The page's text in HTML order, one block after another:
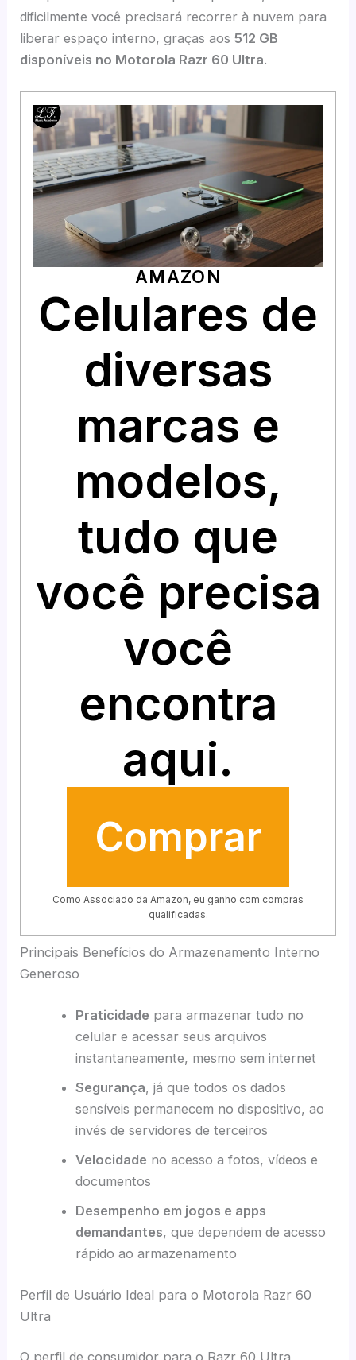
dificilmente você precisará recorrer à nuvem para
liberar espaço interno, graças aos512 GB
disponíveis no Motorola Razr 60 Ultra.
AMAZON
Celulares de
diversas
marcas e
modelos,
tudo que
você precisa
você
encontra
aqui.
Comprar
Como Associado da Amazon, eu ganho com compras
qualificadas.
Principais Benefícios do Armazenamento Interno
Generoso
Praticidade para armazenar tudo no
celular e acessar seus arquivos
instantaneamente, mesmo sem internet
Segurança, já que todos os dados
sensíveis permanecem no dispositivo, ao
invés de servidores de terceiros
Velocidade no acesso a fotos, vídeos e
documentos
Desempenho em jogos e apps
demandantes, que dependem de acesso
rápido ao armazenamento
Perfil de Usuário Ideal para o Motorola Razr 60
Ultra